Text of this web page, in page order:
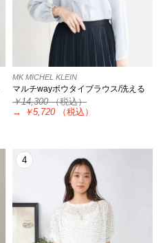
MK MICHEL KLEIN
マルチwayボウタイブラウス/洗える
￥14,300（税込）
→
￥5,720 （税込）
4